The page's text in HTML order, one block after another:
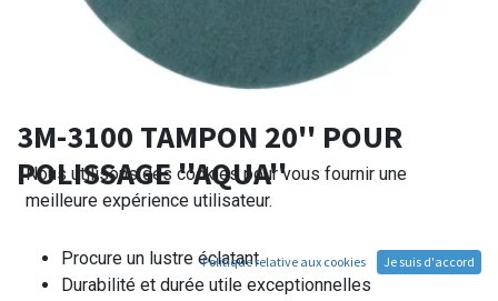
3M-3100 TAMPON 20'' POUR
POLISSAGE ''AQUA''
Procure un lustre éclatant
Durabilité et durée utile exceptionnelles
Nous utilisons des cookies pour vous fournir une
meilleure expérience utilisateur.
Politique relative aux cookies Je suis d'accord